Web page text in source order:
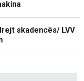
skadencës/ LVV